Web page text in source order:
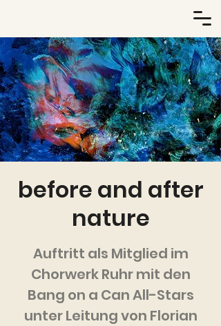
before and after
nature
Auftritt als Mitglied im
Chorwerk Ruhr mit den
Bang on a Can All-Stars
unter Leitung von Florian